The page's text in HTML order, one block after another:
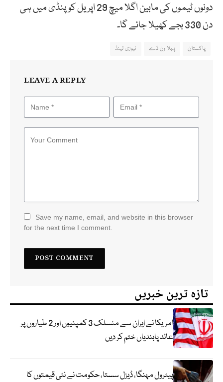
دونوں ٹیموں کی مابین اگلا میچ 29 اپریل کو پنڈی میں ہی
دن 330 بجے کھیلا جائے گا۔
پاکستان پہلا ون ڈے نیوزی لینڈ
LEAVE A REPLY
Save my name, email, and website in this browser
for the next time I comment.
تازہ ترین خبریں
امریکا نے ایران سے منسلک 3 کمپنیوں اور 2 طیاروں پر
عائد پابندیاں ختم کر دیں
پیٹرول مہنگا، ڈیزل سستا، حکومت نے نئی قیمتوں کا